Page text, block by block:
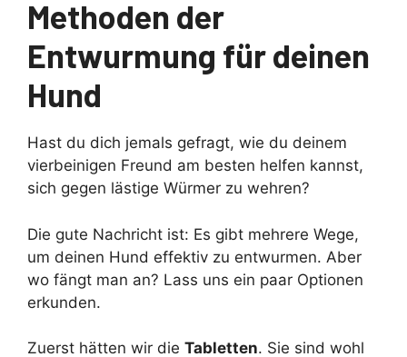
Methoden der
Entwurmung für deinen
Hund
Hast du dich jemals gefragt, wie du deinem
vierbeinigen Freund am besten helfen kannst,
sich gegen lästige Würmer zu wehren?
Die gute Nachricht ist: Es gibt mehrere Wege,
um deinen Hund effektiv zu entwurmen. Aber
wo fängt man an? Lass uns ein paar Optionen
erkunden.
Zuerst hätten wir die Tabletten. Sie sind wohl